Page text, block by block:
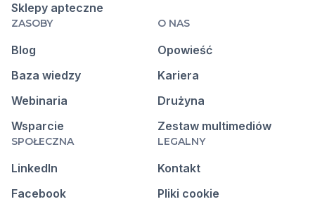
Sklepy apteczne
ZASOBY
Blog
Baza wiedzy
Webinaria
Wsparcie
O NAS
Opowieść
Kariera
Drużyna
Zestaw multimediów
SPOŁECZNA
LinkedIn
Facebook
LEGALNY
Kontakt
Pliki cookie